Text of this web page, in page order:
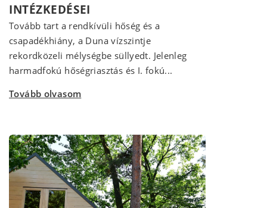
INTÉZKEDÉSEI
Tovább tart a rendkívüli hőség és a
csapadékhiány, a Duna vízszintje
rekordközeli mélységbe süllyedt. Jelenleg
harmadfokú hőségriasztás és I. fokú...
Tovább olvasom